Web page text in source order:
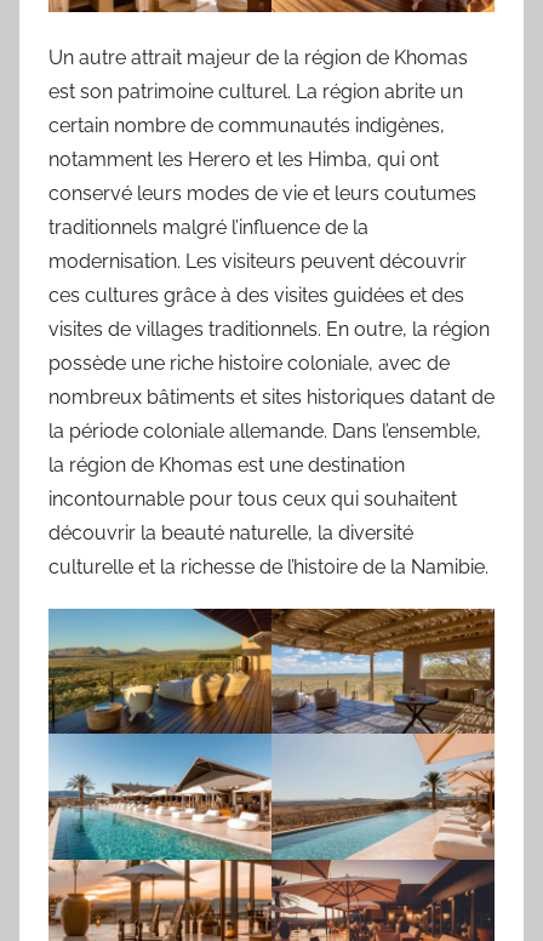
Un autre attrait majeur de la région de Khomas
est son patrimoine culturel. La région abrite un
certain nombre de communautés indigènes,
notamment les Herero et les Himba, qui ont
conservé leurs modes de vie et leurs coutumes
traditionnels malgré l’influence de la
modernisation. Les visiteurs peuvent découvrir
ces cultures grâce à des visites guidées et des
visites de villages traditionnels. En outre, la région
possède une riche histoire coloniale, avec de
nombreux bâtiments et sites historiques datant de
la période coloniale allemande. Dans l’ensemble,
la région de Khomas est une destination
incontournable pour tous ceux qui souhaitent
découvrir la beauté naturelle, la diversité
culturelle et la richesse de l’histoire de la Namibie.